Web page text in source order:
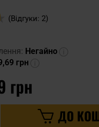
(Відгуки: 2)
Негайно
грн
грн
ДО